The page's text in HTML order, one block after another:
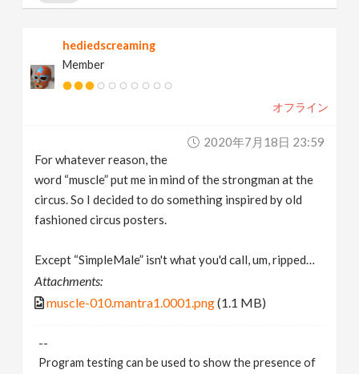
hediedscreaming
Member
オフライン
2020年7月18日 23:59
For whatever reason, the
word “muscle” put me in mind of the strongman at the
circus. So I decided to do something inspired by old
fashioned circus posters.
Except “SimpleMale” isn't what you'd call, um, ripped…
Attachments:
muscle-010.mantra1.0001.png(1.1 MB)
--
Program testing can be used to show the presence of